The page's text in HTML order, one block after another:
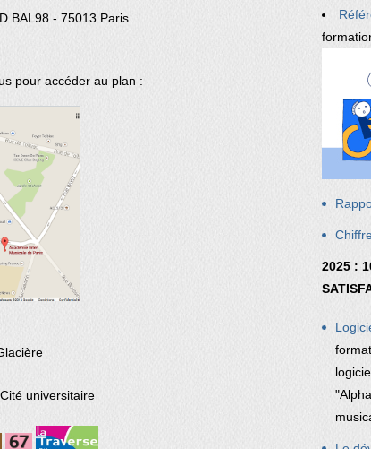
BAL98 - 75013 Paris
pour accéder au plan :
Cité universitaire
2025 :